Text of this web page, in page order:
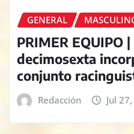
GENERAL
PRIMER EQUIPO
decimosexta
conjunto
Redacción Jul